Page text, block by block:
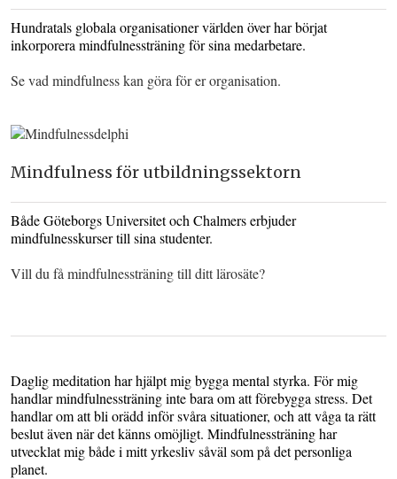
Hundratals globala organisationer världen över har börjat
inkorporera mindfulnessträning för sina medarbetare.
Se vad mindfulness kan göra för er organisation.
Mindfulness för utbildningssektorn
Både Göteborgs Universitet och Chalmers erbjuder
mindfulnesskurser till sina studenter.
Vill du få mindfulnessträning till ditt lärosäte?
Daglig meditation har hjälpt mig bygga mental styrka. För mig
handlar mindfulnessträning inte bara om att förebygga stress. Det
handlar om att bli orädd inför svåra situationer, och att våga ta rätt
beslut även när det känns omöjligt. Mindfulnessträning har
utvecklat mig både i mitt yrkesliv såväl som på det personliga
planet.